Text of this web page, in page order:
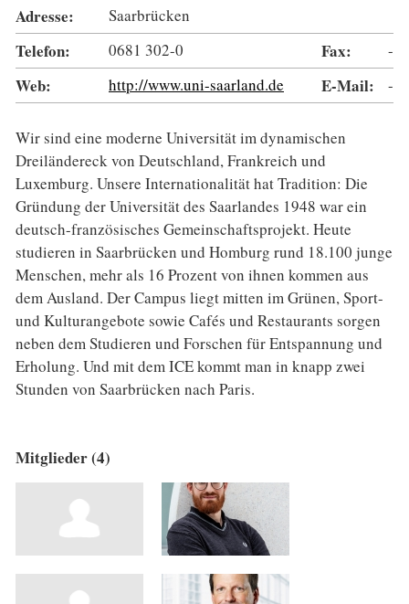
Adresse: Saarbrücken
Telefon: 0681 302-0 Fax: -
Web: http://www.uni-saarland.de E-Mail: -
Wir sind eine moderne Universität im dynamischen
Dreiländereck von Deutschland, Frankreich und
Luxemburg. Unsere Internationalität hat Tradition: Die
Gründung der Universität des Saarlandes 1948 war ein
deutsch-französisches Gemeinschaftsprojekt. Heute
studieren in Saarbrücken und Homburg rund 18.100 junge
Menschen, mehr als 16 Prozent von ihnen kommen aus
dem Ausland. Der Campus liegt mitten im Grünen, Sport-
und Kulturangebote sowie Cafés und Restaurants sorgen
neben dem Studieren und Forschen für Entspannung und
Erholung. Und mit dem ICE kommt man in knapp zwei
Stunden von Saarbrücken nach Paris.
Mitglieder (4)